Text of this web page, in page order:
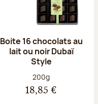
Boite 16 chocolats au
lait ou noir Dubaï
Style
Poids net :
200g
18,85 €